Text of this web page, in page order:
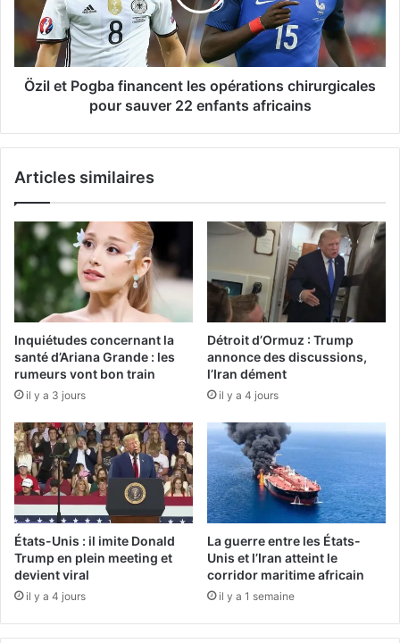
Özil et Pogba financent les opérations chirurgicales
pour sauver 22 enfants africains
Articles similaires
Inquiétudes concernant la
santé d’Ariana Grande : les
rumeurs vont bon train
il y a 3 jours
Détroit d’Ormuz : Trump
annonce des discussions,
l’Iran dément
il y a 4 jours
États-Unis : il imite Donald
Trump en plein meeting et
devient viral
il y a 4 jours
La guerre entre les États-
Unis et l’Iran atteint le
corridor maritime africain
il y a 1 semaine